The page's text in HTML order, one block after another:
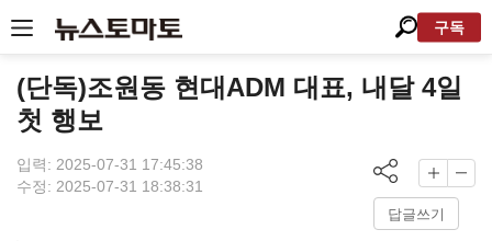
구독
(단독)조원동 현대ADM 대표, 내달 4일
첫 행보
입력: 2025-07-31 17:45:38
수정: 2025-07-31 18:38:31
답글쓰기